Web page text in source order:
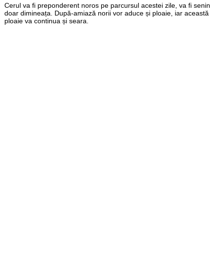
Cerul va fi preponderent noros pe parcursul acestei zile, va fi senin
doar dimineața. După-amiază norii vor aduce și ploaie, iar această
ploaie va continua și seara.